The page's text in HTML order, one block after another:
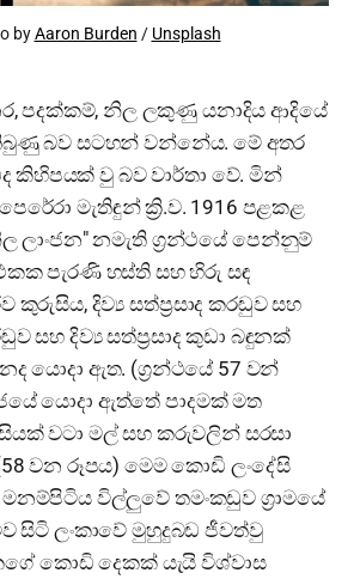
by Aaron Burden / Unsplash
පදක්කම්, නිල ලකුණු යනාදිය ආදියේ
බව සටහන් වන්නේය. මේ අතර
වු බව වාර්තා වේ. මින්
මැතිඳුන් ක්‍රි.ව. 1916 පළකළ
ලාංජන" නමැති ග්‍රන්ථයේ පෙන්නුම්
පැරණි හස්ති සහ හිරු සඳ
කුරුසිය, දිව්‍ය සත්ප්‍රසාද කරඬුව සහ
සහ දිව්‍ය සත්ප්‍රසාද කුඩා බඳුනක්
යොදා ඇත. (ග්‍රන්ථයේ 57 වන්
යොදා ඇත්තේ පාදමක් මත
වටා මල් සහ කරුවලින් සරසා
වන රූපය) මෙම කොඩි ලංදේසි
විල්ලුවේ තමංකඩුව ග්‍රාමයේ
සිටි ලංකාවේ මුහුදුබඩ ජීවත්වු
කොඩි දෙකක් යැයි විශ්වාස